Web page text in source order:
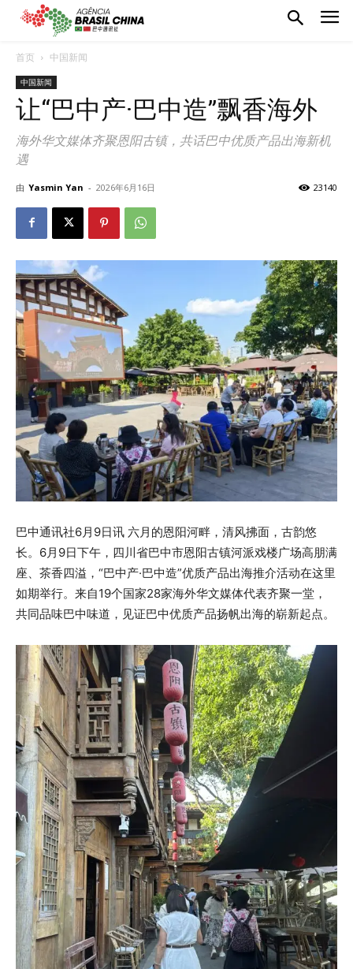
首页 中国新闻
中国新闻
让“巴中产·巴中造”飘香海外
海外华文媒体齐聚恩阳古镇，共话巴中优质产品出海新机
遇
由 Yasmin Yan - 2026年6月16日 23140
巴中通讯社6月9日讯 六月的恩阳河畔，清风拂面，古韵悠
长。6月9日下午，四川省巴中市恩阳古镇河派戏楼广场高朋满
座、茶香四溢，“巴中产·巴中造”优质产品出海推介活动在这里
如期举行。来自19个国家28家海外华文媒体代表齐聚一堂，
共同品味巴中味道，见证巴中优质产品扬帆出海的崭新起点。